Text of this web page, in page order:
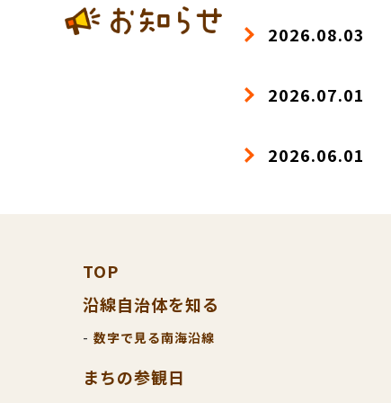
2026.08.03
2026.07.01
2026.06.01
TOP
沿線自治体を知る
数字で見る南海沿線
まちの参観日